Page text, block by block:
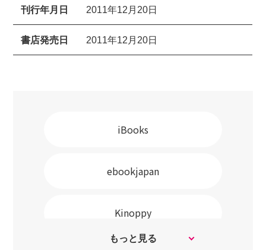
iBooks
ebookjapan
Kinoppy
もっと見る
刊行年月日 2011年12月20日
書店発売日 2011年12月20日